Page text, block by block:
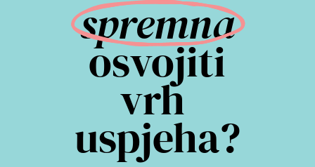
spremna
vrh
uspjeha?